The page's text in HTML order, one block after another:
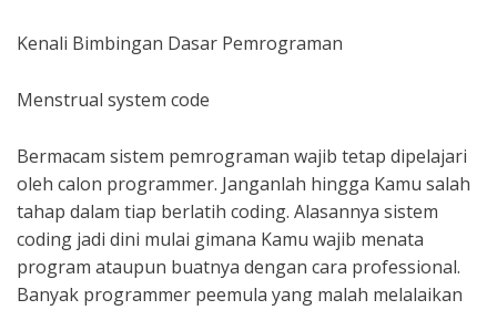
Kenali Bimbingan Dasar Pemrograman
Menstrual system code
Bermacam sistem pemrograman wajib tetap dipelajari
oleh calon programmer. Janganlah hingga Kamu salah
tahap dalam tiap berlatih coding. Alasannya sistem
coding jadi dini mulai gimana Kamu wajib menata
program ataupun buatnya dengan cara professional.
Banyak programmer peemula yang malah melalaikan